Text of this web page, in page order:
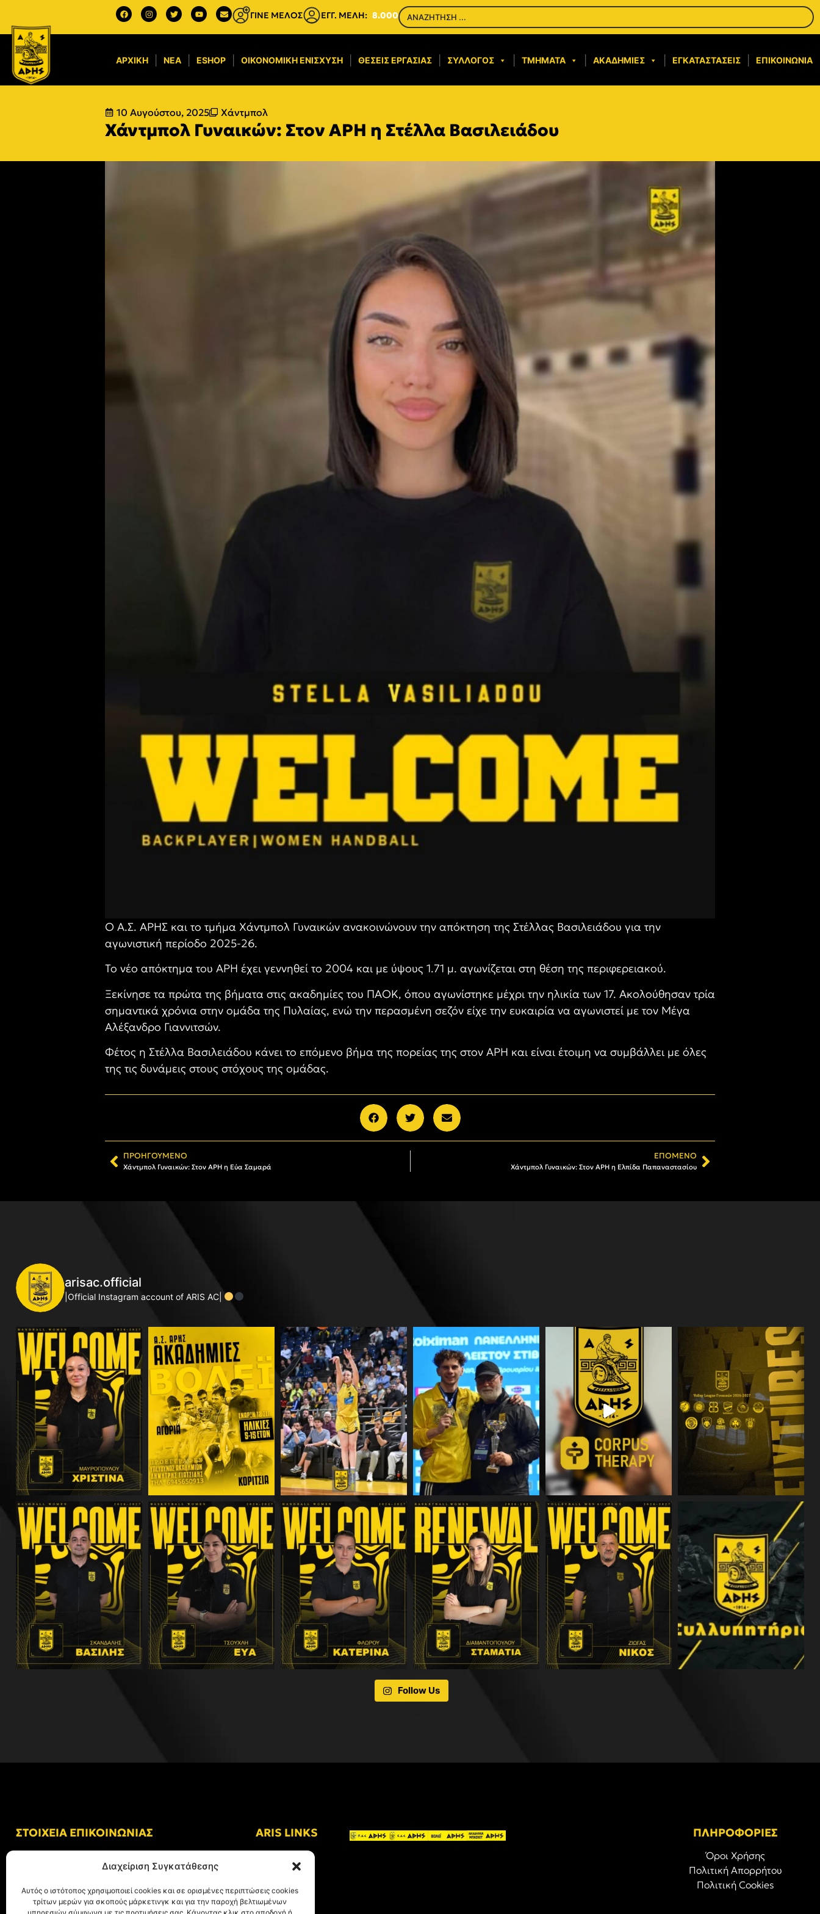
Διαχείριση Συγκατάθεσης
Αυτός ο ιστότοπος χρησιμοποιεί cookies και σε ορισμένες περιπτώσεις cookies
τρίτων μερών για σκοπούς μάρκετινγκ και για την παροχή βελτιωμένων
ΓΙΝΕ ΜΕΛΟΣ ΕΓΓ. ΜΕΛΗ: 8.000
ΑΡΧΙΚΉ ΝΈΑ ESHOP ΟΙΚΟΝΟΜΙΚΉ ΕΝΊΣΧΥΣΗ​ ΘΈΣΕΙΣ ΕΡΓΑΣΊΑΣ ΣΎΛΛΟΓΟΣ ΤΜΉΜΑΤΑ ΑΚΑΔΗΜΊΕΣ ΕΓΚΑΤΑΣΤΆΣΕΙΣ ΕΠΙΚΟΙΝΩΝΊΑ
10 Αυγούστου, 2025 Χάντμπολ
Χάντμπολ Γυναικών: Στον ΑΡΗ η Στέλλα Βασιλειάδου
Ο Α.Σ. ΑΡΗΣ και το τμήμα Χάντμπολ Γυναικών ανακοινώνουν την απόκτηση της Στέλλας Βασιλειάδου για την
αγωνιστική περίοδο 2025-26.
Το νέο απόκτημα του ΑΡΗ έχει γεννηθεί το 2004 και με ύψους 1.71 μ. αγωνίζεται στη θέση της περιφερειακού.
Ξεκίνησε τα πρώτα της βήματα στις ακαδημίες του ΠΑΟΚ, όπου αγωνίστηκε μέχρι την ηλικία των 17. Ακολούθησαν τρία
σημαντικά χρόνια στην ομάδα της Πυλαίας, ενώ την περασμένη σεζόν είχε την ευκαιρία να αγωνιστεί με τον Μέγα
Αλέξανδρο Γιαννιτσών.
Φέτος η Στέλλα Βασιλειάδου κάνει το επόμενο βήμα της πορείας της στον ΑΡΗ και είναι έτοιμη να συμβάλλει με όλες
της τις δυνάμεις στους στόχους της ομάδας.
ΠΡΟΗΓΟΎΜΕΝΟ
Χάντμπολ Γυναικών: Στον ΑΡΗ η Εύα Σαμαρά
ΕΠΌΜΕΝΟ
Χάντμπολ Γυναικών: Στον ΑΡΗ η Ελπίδα Παπαναστασίου
arisac.official
|Official Instagram account of ARIS AC|
Follow Us
ΣΤΟΙΧΕΙΑ ΕΠΙΚΟΙΝΩΝΙΑΣ
Αλκμήνης 69, Χαριλάου
Τ.Κ. 54249 Θεσσαλονίκη
Tηλ. Επικοινωνίας:+30 (2310) 305 402
ARIS LINKS ΠΛΗΡΟΦΟΡΙΕΣ
Όροι Χρήσης
Πολιτική Απορρήτου
Πολιτική Cookies